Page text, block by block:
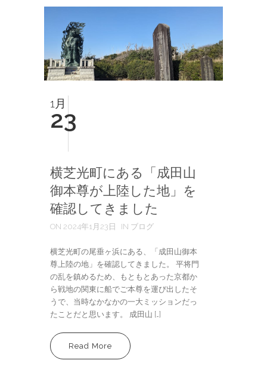
1月
23
横芝光町にある「成田山
御本尊が上陸した地」を
確認してきました
ON 2024年1月23日 IN ブログ
横芝光町の尾垂ヶ浜にある、「成田山御本
尊上陸の地」を確認してきました。 平将門
の乱を鎮めるため、もともとあった京都か
ら戦地の関東に船でご本尊を運び出したそ
うで、当時なかなかの一大ミッションだっ
たことだと思います。 成田山 […]
Read More